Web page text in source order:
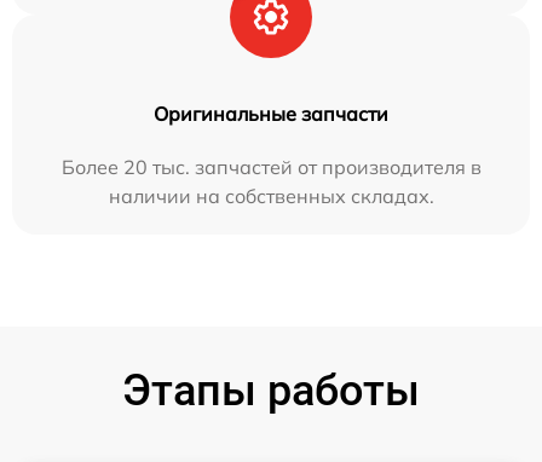
Оригинальные запчасти
Более 20 тыс. запчастей от производителя в
наличии на собственных складах.
Этапы работы